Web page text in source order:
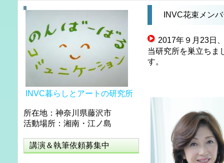
INVC花束メンバ
2017年９月23日
当研究所を巣立ちま
す。
INVC暮らしとアートの研究所
所在地：神奈川県藤沢市
活動場所：湘南・江ノ島
講演＆執筆依頼募集中